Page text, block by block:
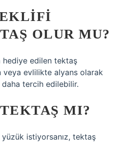
OLUR MU?
hediye edilen tektaş
veya evlilikte alyans olarak
tercih edilebilir.
MI?
yüzük istiyorsanız, tektaş